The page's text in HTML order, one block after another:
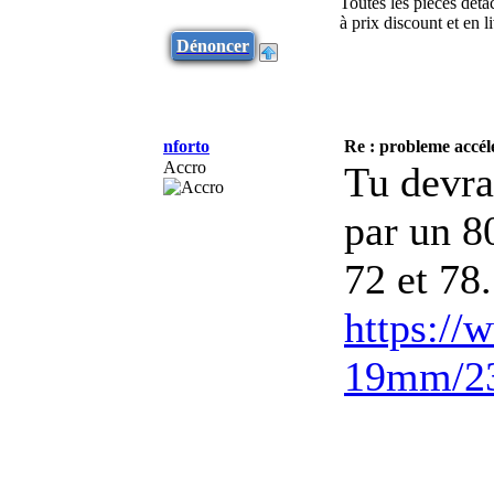
à prix discount et en
Dénoncer
nforto
Re : probleme
Accro
Tu
par un
72 et 78.
https://
19mm/